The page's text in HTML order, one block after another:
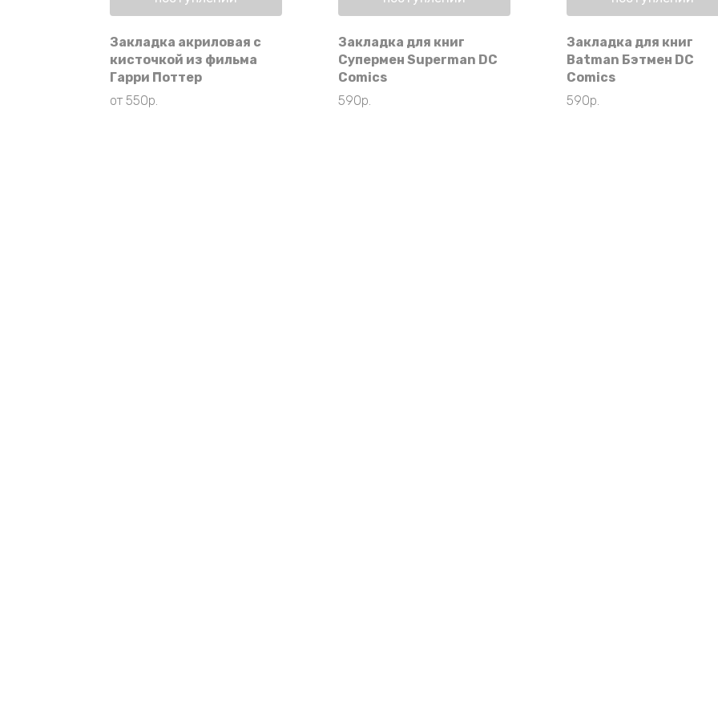
Закладка акриловая с
кисточкой из фильма
Гарри Поттер
от 550р.
Закладка для книг
Супермен Superman DC
Comics
590р.
Закладка для книг
Batman Бэтмен DC
Comics
590р.